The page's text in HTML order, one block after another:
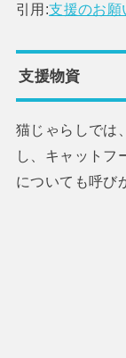
引用:支援のお願
支援物資
猫じゃらしでは
し、キャットフ
についても呼び